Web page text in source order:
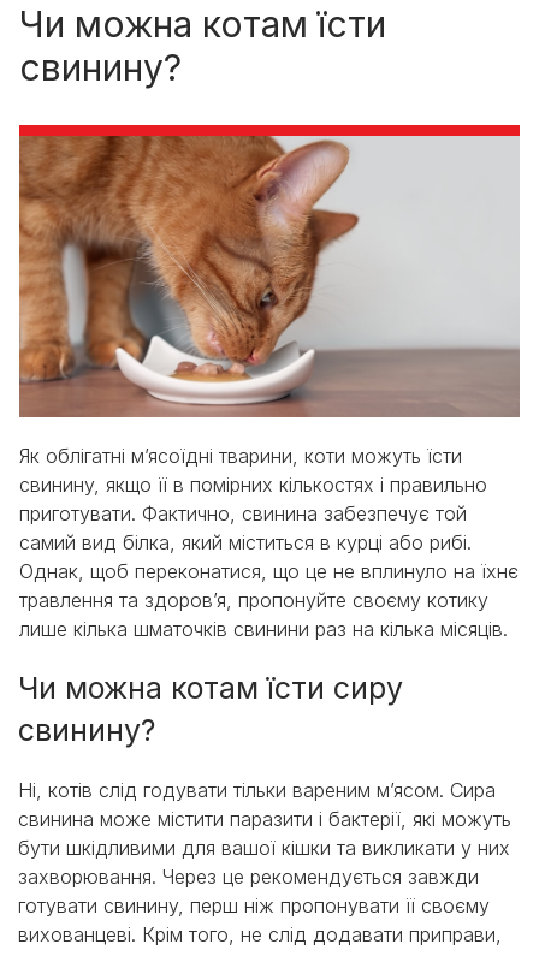
Чи можна котам їсти
свинину?
Як облігатні м’ясоїдні тварини, коти можуть їсти
свинину, якщо її в помірних кількостях і правильно
приготувати. Фактично, свинина забезпечує той
самий вид білка, який міститься в курці або рибі.
Однак, щоб переконатися, що це не вплинуло на їхнє
травлення та здоров’я, пропонуйте своєму котику
лише кілька шматочків свинини раз на кілька місяців.
Чи можна котам їсти сиру
свинину?
Ні, котів слід годувати тільки вареним м’ясом. Сира
свинина може містити паразити і бактерії, які можуть
бути шкідливими для вашої кішки та викликати у них
захворювання. Через це рекомендується завжди
готувати свинину, перш ніж пропонувати її своєму
вихованцеві. Крім того, не слід додавати приправи,